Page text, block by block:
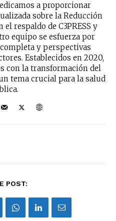
de las
boletín diario y
del vapeo y la
en tu correo
clipping and
a proporcionar
sobre la Reducción
el respaldo de C3PRESS y
equipo se esfuerza por
y perspectivas
Establecidos en 2020,
con la transformación del
tema crucial para la salud
POST: